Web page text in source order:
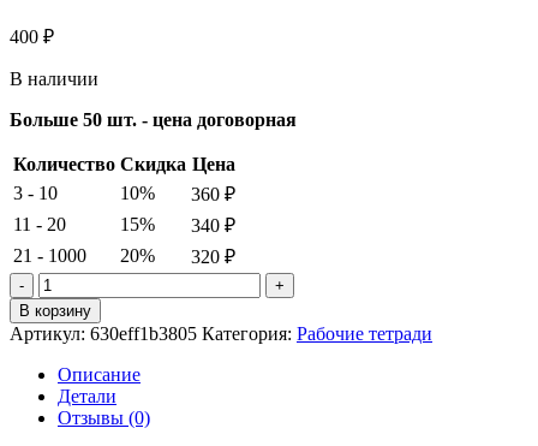
400 ₽
В наличии
Больше 50 шт. - цена договорная
Количество Скидка Цена
3 - 10
10% 360 ₽
11 - 20
15% 340 ₽
21 - 1000
20% 320 ₽
Количество
товара
Литературное
чтение.
1 класс.
Рабочая
тетрадь.
Ефросинина
В корзину
Артикул: 630eff1b3805 Категория: Рабочие тетради
Описание
Детали
Отзывы (0)